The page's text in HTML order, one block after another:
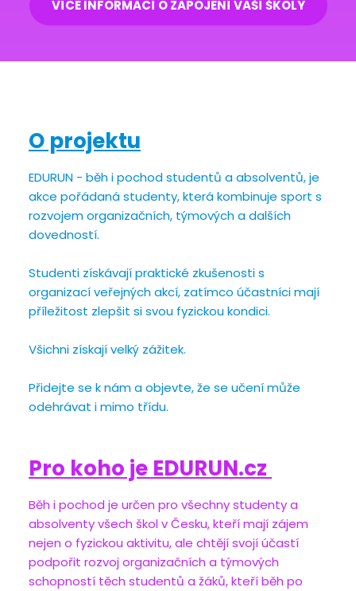
VÍCE INFORMACÍ O ZAPOJENÍ VAŠÍ ŠKOLY
O projektu
EDURUN - běh i pochod studentů a absolventů, je
akce pořádaná studenty, která kombinuje sport s
rozvojem organizačních, týmových a dalších
dovedností.
Studenti získávají praktické zkušenosti s
organizací veřejných akcí, zatímco účastníci mají
příležitost zlepšit si svou fyzickou kondici.
Všichni získají velký zážitek.
Přidejte se k nám a objevte, že se učení může
odehrávat i mimo třídu.
Pro koho je EDURUN.cz
Běh i pochod je určen pro všechny studenty a
absolventy všech škol v Česku, kteří mají zájem
nejen o fyzickou aktivitu, ale chtějí svojí účastí
podpořit rozvoj organizačních a týmových
schopností těch studentů a žáků, kteří běh po